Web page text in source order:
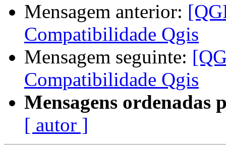
Mensagem anterior:
Compatibilidade Qgis
Mensagem seguinte:
Compatibilidade Qgis
Mensagens ordenadas
[ autor ]